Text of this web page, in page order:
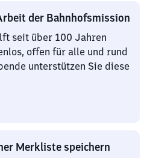
der Bahnhofsmission
seit über 100 Jahren
offen für alle und rund
unterstützen Sie diese
Merkliste speichern